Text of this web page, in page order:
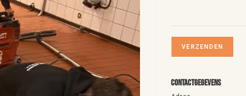
Contactgegevens